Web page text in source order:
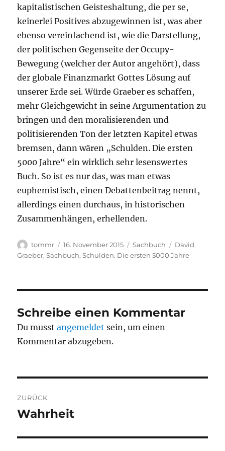
kapitalistischen Geisteshaltung, die per se,
keinerlei Positives abzugewinnen ist, was aber
ebenso vereinfachend ist, wie die Darstellung,
der politischen Gegenseite der Occupy-
Bewegung (welcher der Autor angehört), dass
der globale Finanzmarkt Gottes Lösung auf
unserer Erde sei. Würde Graeber es schaffen,
mehr Gleichgewicht in seine Argumentation zu
bringen und den moralisierenden und
politisierenden Ton der letzten Kapitel etwas
bremsen, dann wären „Schulden. Die ersten
5000 Jahre“ ein wirklich sehr lesenswertes
Buch. So ist es nur das, was man etwas
euphemistisch, einen Debattenbeitrag nennt,
allerdings einen durchaus, in historischen
Zusammenhängen, erhellenden.
Autor
tommr
Veröffentlicht
am
16. November 2015 Kategorien
Sachbuch Schlagwörter
David
Graeber,Sachbuch,Schulden. Die ersten 5000 Jahre
Schreibe einen Kommentar
Du musstangemeldet sein, um einen
Kommentar abzugeben.
ZURÜCK
Vorheriger
Wahrheit